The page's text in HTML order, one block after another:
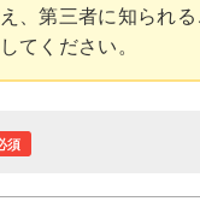
、第三者に知られ
てください。
須